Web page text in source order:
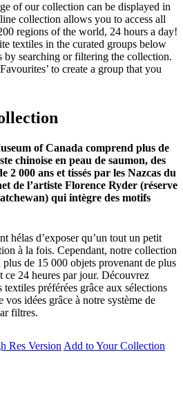
of our collection can be displayed in
collection allows you to access all
regions of the world, 24 hours a day!
textiles in the curated groups below
searching or filtering the collection.
to create a group that you
of Canada comprend plus de
chinoise en peau de saumon, des
2 000 ans et tissés par les Nazcas du
de l’artiste Florence Ryder (réserve
qui intègre des motifs
hélas d’exposer qu’un tout un petit
à la fois. Cependant, notre collection
de 15 000 objets provenant de plus
ce 24 heures par jour. Découvrez
textiles préférées grâce aux sélections
idées grâce à notre système de
filtres.
Res Version Add to Your Collection